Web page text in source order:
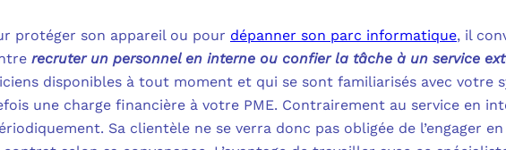
protéger son appareil ou pour dépanner son parc informatique, il
recruter un personnel en interne ou confier la tâche à un service
disponibles à tout moment et qui se sont familiarisés avec votre
une charge financière à votre PME. Contrairement au service en
Sa clientèle ne se verra donc pas obligée de l’engager